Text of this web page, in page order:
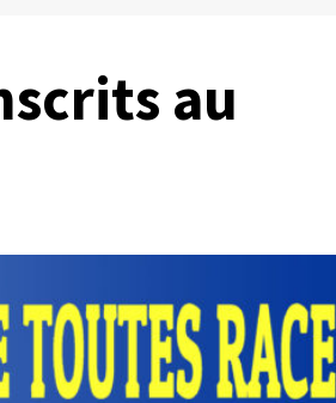
au